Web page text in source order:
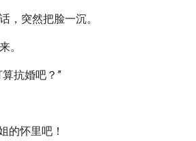
，突然把脸一沉。
。
抗婚吧？”
的怀里吧！